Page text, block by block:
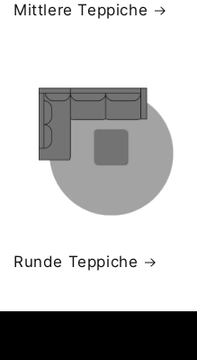
Mittlere Teppiche
Runde Teppiche